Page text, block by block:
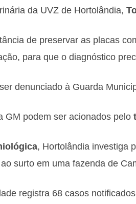
da UVZ de Hortolândia,
de preservar as placas
para que o diagnóstico
denunciado à Guarda
GM podem ser acionados pelo
, Hortolândia investiga
surto em uma fazenda de
registra 68 casos